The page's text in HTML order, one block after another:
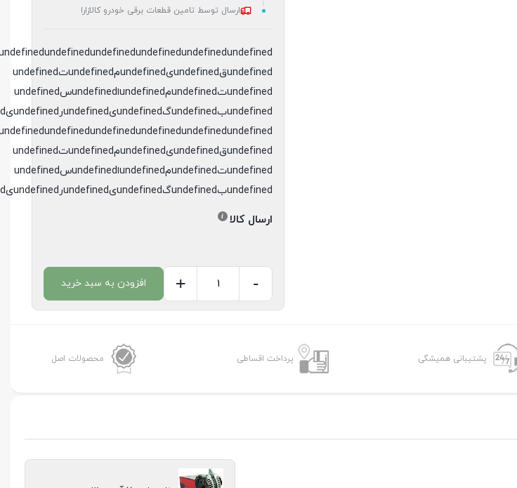
ارسال توسط تامین قطعات برقی خودرو کالازارا
undefinedundefinedundefinedundefined
undefinedقundefinedیundefinedمundefinedتundefined
undefinedتundefinedمundefinedاundefinedسundefined
undefinedبundefinedگundefinedیundefinedرundefinedیundefinedدundefined
undefinedundefinedundefinedundefined
undefinedقundefinedیundefinedمundefinedتundefined
undefinedتundefinedمundefinedاundefinedسundefined
undefinedبundefinedگundefinedیundefinedرundefinedیundefinedدundefined
ارسال کالا
پراید
-
+ افزودن به سبد خرید
پشتیبانی همیشگی پرداخت اقساطی محصولات اصل